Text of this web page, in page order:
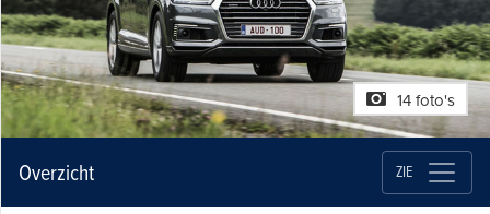
14 foto's
Overzicht ZIE